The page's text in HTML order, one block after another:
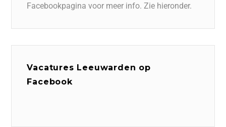
Facebookpagina voor meer info. Zie hieronder.
Vacatures Leeuwarden op
Facebook